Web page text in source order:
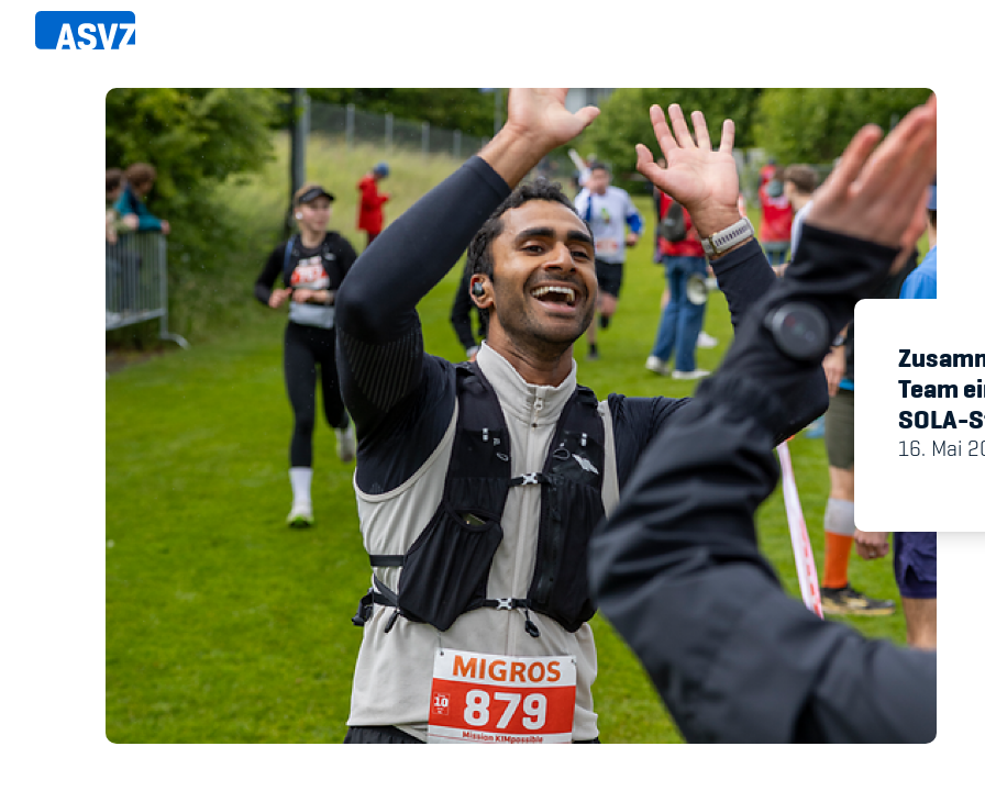
Direkt
zum
Sportfahrplan
Sportarten
Sportanlagen
Events
ASVZ@home
Member's Manual / FAQ
Fairplay
Teilnahmeberechtigung
Academy
Blog
Diversität &
Infomails
Kinderbetreuung
Schwangerschaft
Spitzensport &
Team
SOLA-
16. Mai